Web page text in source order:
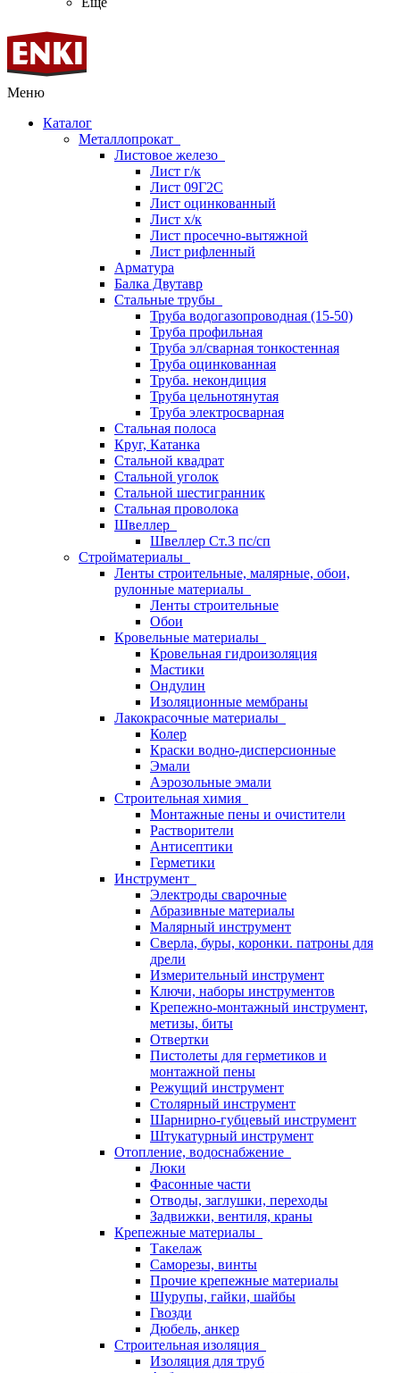
Меню
Каталог
Металлопрокат
Листовое железо
Лист г/к
Лист 09Г2С
Лист оцинкованный
Лист х/к
Лист просечно-вытяжной
Лист рифленный
Арматура
Балка Двутавр
Стальные трубы
Труба водогазопроводная (15-50)
Труба профильная
Труба эл/сварная тонкостенная
Труба оцинкованная
Труба. некондиция
Труба цельнотянутая
Труба электросварная
Стальная полоса
Круг, Катанка
Стальной квадрат
Стальной уголок
Стальной шестигранник
Стальная проволока
Швеллер
Швеллер Ст.3 пс/сп
Стройматериалы
Ленты строительные, малярные, обои,
рулонные материалы
Ленты строительные
Обои
Кровельные материалы
Кровельная гидроизоляция
Мастики
Ондулин
Изоляционные мембраны
Лакокрасочные материалы
Колер
Краски водно-дисперсионные
Эмали
Аэрозольные эмали
Строительная химия
Монтажные пены и очистители
Растворители
Антисептики
Герметики
Инструмент
Электроды сварочные
Абразивные материалы
Малярный инструмент
Сверла, буры, коронки. патроны для
дрели
Измерительный инструмент
Ключи, наборы инструментов
Крепежно-монтажный инструмент,
метизы, биты
Отвертки
Пистолеты для герметиков и
монтажной пены
Режущий инструмент
Столярный инструмент
Шарнирно-губцевый инструмент
Штукатурный инструмент
Отопление, водоснабжение
Люки
Фасонные части
Отводы, заглушки, переходы
Задвижки, вентиля, краны
Крепежные материалы
Такелаж
Саморезы, винты
Прочие крепежные материалы
Шурупы, гайки, шайбы
Гвозди
Дюбель, анкер
Строительная изоляция
Изоляция для труб